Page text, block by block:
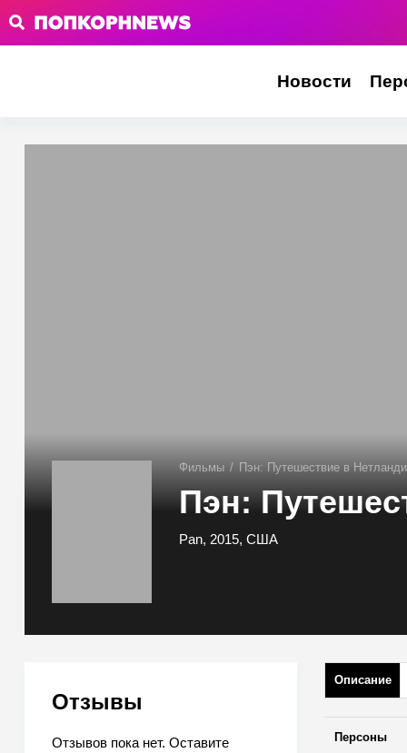
Новости
Фильмы / Пэн: Путешествие в
Пэн:
Pan, 2015, США
Отзывы
Отзывов пока нет. Оставите
Описание
Персоны